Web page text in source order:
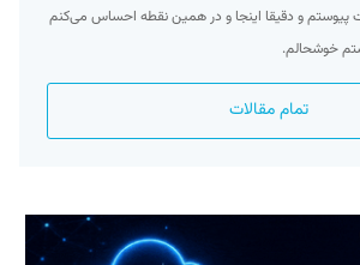
پیوستم و دقیقا اینجا و در همین نقطه احساس می‌کنم
خوشحالم.
تمام مقالات